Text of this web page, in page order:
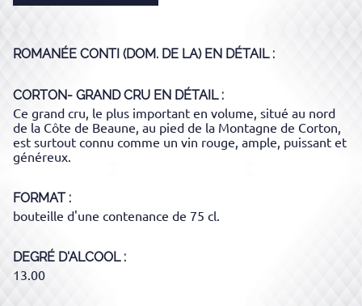
ROMANÉE CONTI (DOM. DE LA)EN DÉTAIL :
CORTON- GRAND CRU EN DÉTAIL :
Ce grand cru, le plus important en volume, situé au nord
de la Côte de Beaune, au pied de la Montagne de Corton,
est surtout connu comme un vin rouge, ample, puissant et
généreux.
FORMAT
bouteille d'une contenance de 75 cl.
DEGRÉ D'ALCOOL
13.00